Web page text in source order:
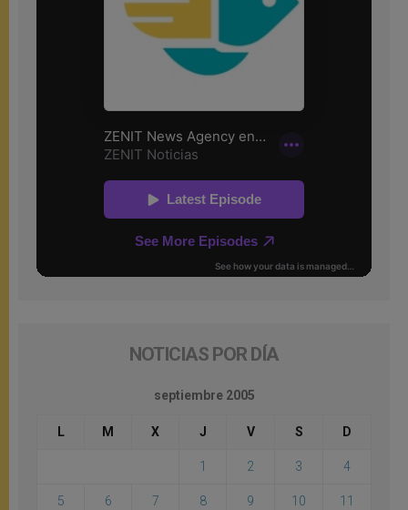
NOTICIAS POR DÍA
septiembre 2005
L M X J V S D
1 2 3 4
5 6 7 8 9 10 11